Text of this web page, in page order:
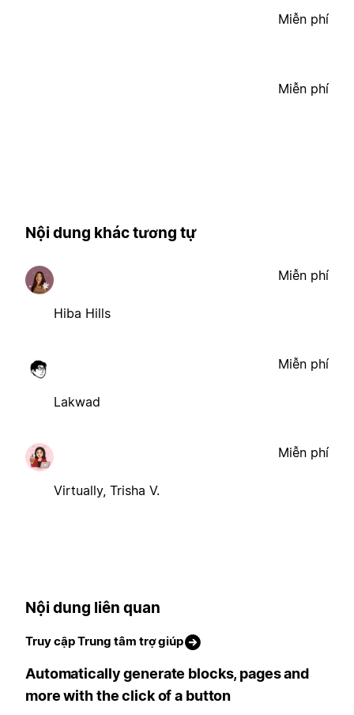
Miễn phí
Miễn phí
Nội dung khác tương tự
Hiba Hills
Miễn phí
Lakwad
Miễn phí
Virtually, Trisha V.
Miễn phí
Nội dung liên quan
Truy cập Trung tâm trợ giúp
Automatically generate blocks, pages and
more with the click of a button